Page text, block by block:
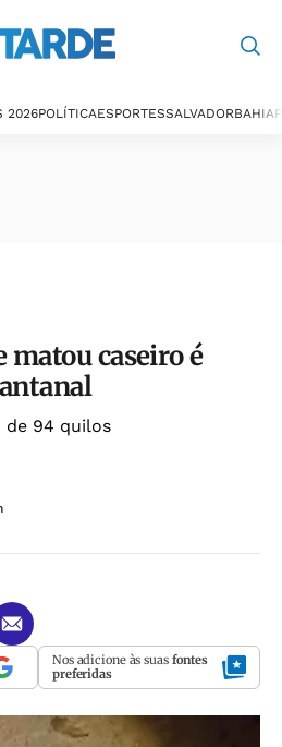
2026POLÍTICAESPORTESSALVADORBAHIA
matou caseiro é
de 94 quilos
Nos adicione às suas fontes
preferidas